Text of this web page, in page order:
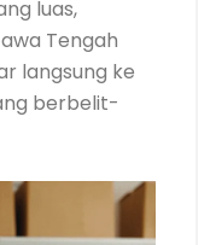
luas,
Tengah
langsung ke
berbelit-